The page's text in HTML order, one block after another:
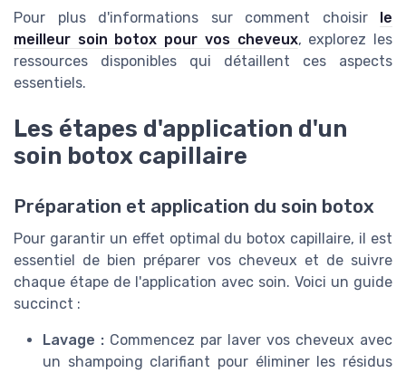
Pour plus d'informations sur comment choisir
le
meilleur soin botox pour vos cheveux, explorez les
ressources disponibles qui détaillent ces aspects
essentiels.
Les étapes d'application d'un
soin botox capillaire
Préparation et application du soin botox
Pour garantir un effet optimal du botox capillaire, il est
essentiel de bien préparer vos cheveux et de suivre
chaque étape de l'application avec soin. Voici un guide
succinct :
Lavage : Commencez par laver vos cheveux avec
un shampoing clarifiant pour éliminer les résidus